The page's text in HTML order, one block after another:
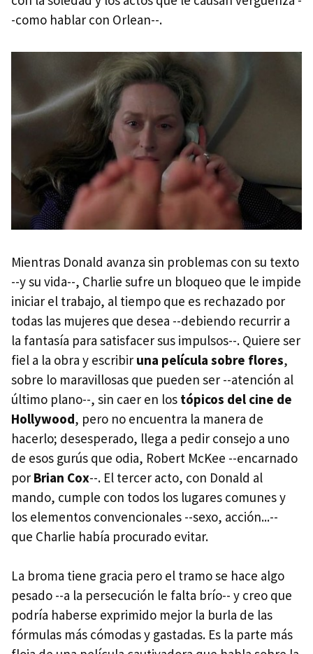
-como hablar con Orlean--.
Mientras Donald avanza sin problemas con su texto
--y su vida--, Charlie sufre un bloqueo que le impide
iniciar el trabajo, al tiempo que es rechazado por
todas las mujeres que desea --debiendo recurrir a
la fantasía para satisfacer sus impulsos--. Quiere ser
fiel a la obra y escribir una película sobre flores,
sobre lo maravillosas que pueden ser --atención al
último plano--, sin caer en los tópicos del cine de
Hollywood, pero no encuentra la manera de
hacerlo; desesperado, llega a pedir consejo a uno
de esos gurús que odia, Robert McKee --encarnado
por Brian Cox--. El tercer acto, con Donald al
mando, cumple con todos los lugares comunes y
los elementos convencionales --sexo, acción...--
que Charlie había procurado evitar.
La broma tiene gracia pero el tramo se hace algo
pesado --a la persecución le falta brío-- y creo que
podría haberse exprimido mejor la burla de las
fórmulas más cómodas y gastadas. Es la parte más